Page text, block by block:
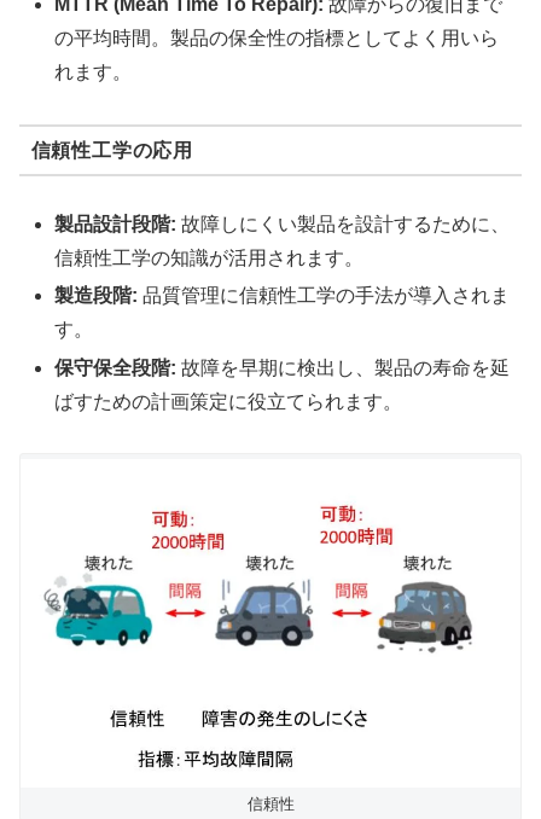
MTTR (Mean Time To Repair): 故障からの復旧まで
の平均時間。製品の保全性の指標としてよく用いら
れます。
信頼性工学の応用
製品設計段階: 故障しにくい製品を設計するために、
信頼性工学の知識が活用されます。
製造段階: 品質管理に信頼性工学の手法が導入されま
す。
保守保全段階: 故障を早期に検出し、製品の寿命を延
ばすための計画策定に役立てられます。
信頼性